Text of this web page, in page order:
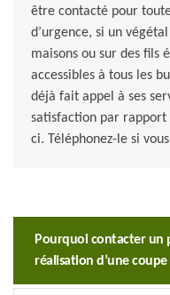
être contacté pour
d’urgence, si un
maisons ou sur des fils
accessibles à tous les
déjà fait appel à ses
satisfaction par rapport
ci. Téléphonez-le si
Pourquoi contacter un
réalisation d’une coupe